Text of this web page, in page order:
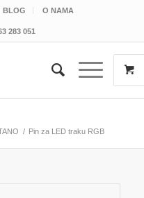
BLOG O NAMA
283 051
/ Pin za LED traku RGB